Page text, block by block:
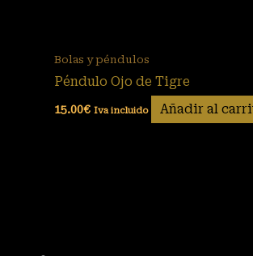
Bolas y péndulos
Péndulo Ojo de Tigre
15.00€ Iva incluido Añadir al